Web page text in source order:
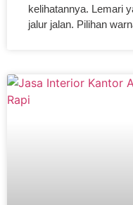
kelihatannya. Lemari
jalur jalan. Pilihan